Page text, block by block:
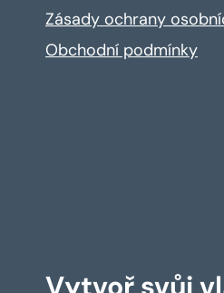
Zásady ochrany
Obchodní podmínky